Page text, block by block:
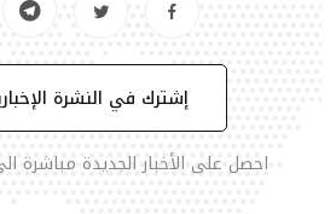
إشترك في النشرة
احصل على الأخبار الجديدة مباشرة